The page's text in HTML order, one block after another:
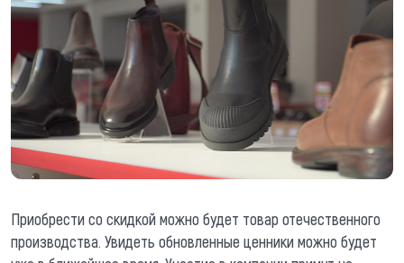
Приобрести со скидкой можно будет товар отечественного
производства. Увидеть обновленные ценники можно будет